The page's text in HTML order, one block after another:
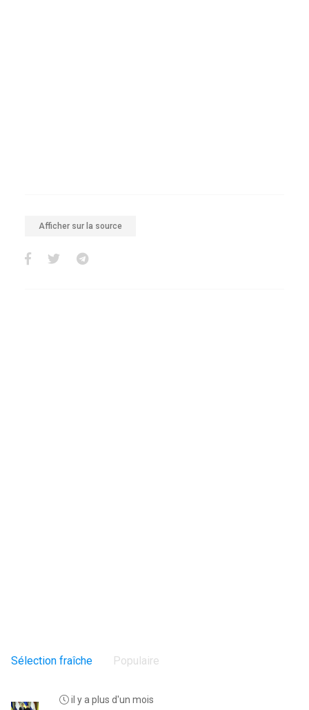
Afficher sur la source
Sélection fraîche Populaire
il y a plus d'un mois